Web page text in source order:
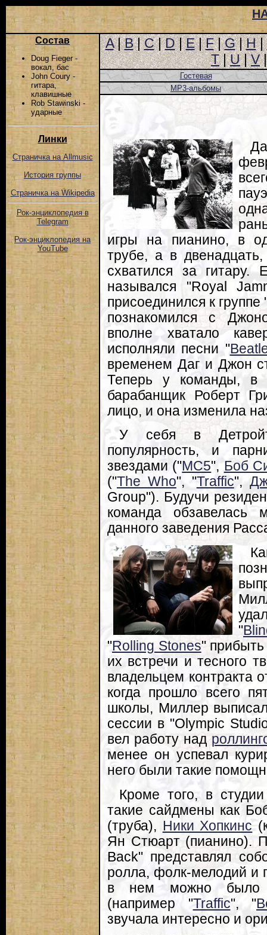
Состав
Doug Fieger -
вокал, бас
John Coury -
гитара,
клавишные
Rob Stawinski -
ударные
Линки
Страничка на Allmusic
История группы
Страничка на Wikipedia
Рок-энциклопедия в
Telegram
Рок-энциклопедия на
YouTube
A|B|C|D|E|F|G|H|
T|U|V
Гостевая
MP3-альбомы
игры на пианино, в
трубе, а в
схватился за гитару.
назывался "Royal
присоединился к
познакомился с
вполне хватало
исполняли песни "
временем Даг и Джон
Теперь у команды, в
барабанщик Роберт
лицо, и она изменила
У себя в
популярность, и
звездами ("MC5", Боб
("The Who", "Traffic",
Group"). Будучи
команда обзавелась
данного заведения
"
"Rolling Stones"
их встречи и тесного
владельцем контракта
когда прошло всего
школы, Миллер
сессии в "Olympic
вел работу над
менее он успевал
него были такие
Кроме того, в
такие сайдмены как
(труба), Ники Хопкинс
Ян Стюарт (пианино).
Back" представлял
ролла, фолк-мелодий и
в нем можно было
(например "Traffic", "
звучала интересно и